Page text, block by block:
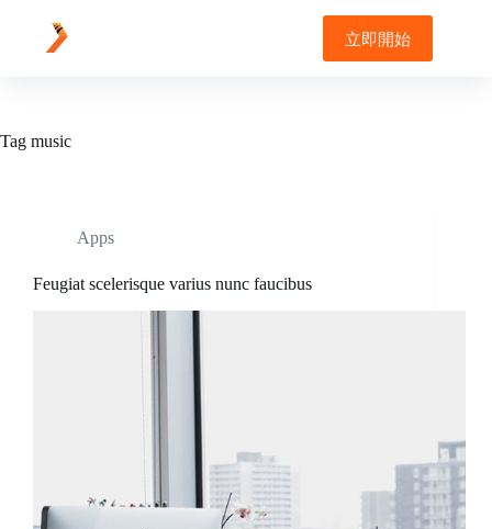
content
立即開始
Tag music
Apps
Feugiat scelerisque varius nunc faucibus